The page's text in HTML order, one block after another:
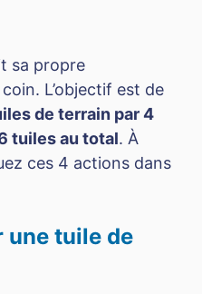
sa propre
L’objectif est de
de terrain par 4
tuiles au total. À
ces 4 actions dans
une tuile de